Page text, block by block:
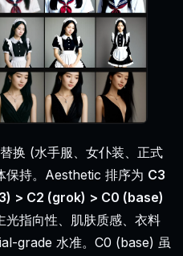
换 (水手服、女仆装、正式
保持。Aesthetic 排序为 C3
> C2 (grok) > C0 (base)
光指向性、肌肤质感、衣料
grade 水准。C0 (base) 虽